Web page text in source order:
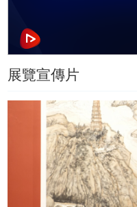
展覽宣傳片